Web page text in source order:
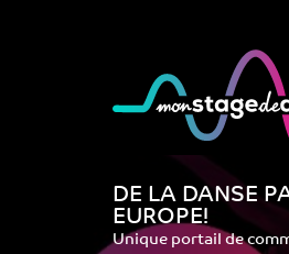
DE LA DANSE
EUROPE!
Unique portail de